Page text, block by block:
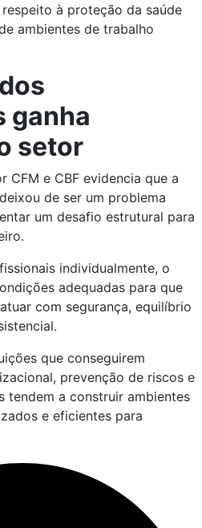
à proteção da saúde
ambientes de trabalho
ganha
setor
CFM e CBF evidencia que a
de ser um problema
um desafio estrutural para
individualmente, o
adequadas para que
com segurança, equilíbrio
que conseguirem
prevenção de riscos e
tendem a construir ambientes
e eficientes para